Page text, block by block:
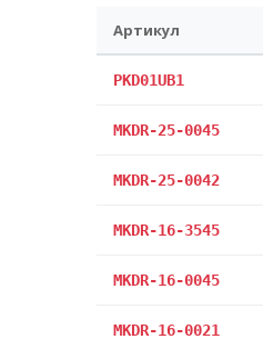
Артикул
PKD01UB1
MKDR-25-0045
MKDR-25-0042
MKDR-16-3545
MKDR-16-0045
MKDR-16-0021